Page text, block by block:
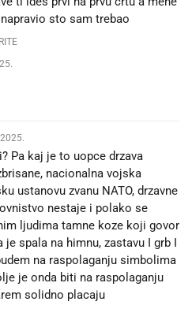
sto sam trebao
Pa kaj je to uopce drzava
nacionalna vojska
ustanovu zvanu NATO, drzavne
nestaje i polako se
ljudima tamne koze koji govor
je spala na himnu, zastavu I grb I
na raspolaganju simbolima
je onda biti na raspolaganju
solidno placaju